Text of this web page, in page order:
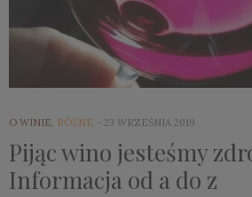
O WINIE, RÓŻNE 23 WRZEŚNIA 2019
Pijąc wino jesteśmy
Informacja od a do z